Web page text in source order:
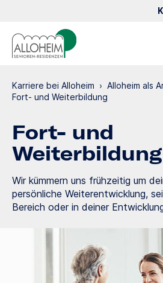
Karriere bei Alloheim › Alloheim als
Fort- und Weiterbildung
Fort- und
Weiterbildung
Wir kümmern uns frühzeitig um
persönliche Weiterentwicklung,
Bereich oder in deiner